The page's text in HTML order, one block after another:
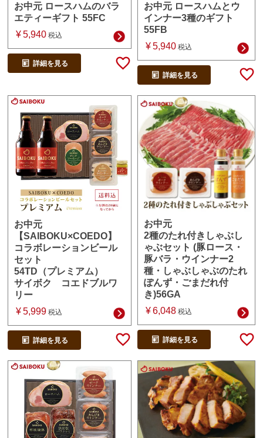
お中元 ロースハムのバラ
エティーギフト 55FC
¥ 5,940 税込
詳細を見る
お中元 ロースハムとウ
インナー3種のギフト
55FB
¥5,940 税込
詳細を見る
お中元
【SAIBOKU×COEDO】
コラボレーションビール
セット
54TD（プレミアム）
サイボク コエドブルワ
リー
¥ 5,999 税込
詳細を見る
お中元
2種のたれ付きしゃぶし
ゃぶセット (豚ロース・
豚バラ・ウインナー2
種・しゃぶしゃぶのたれ
ぽんず・ごまだれ付
き)56GA
¥6,048 税込
詳細を見る